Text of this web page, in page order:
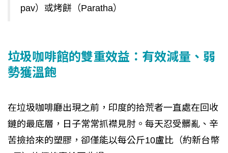
pav）或烤餅（Paratha）
垃圾咖啡館的雙重效益：有效減量、弱
勢獲溫飽
在垃圾咖啡廳出現之前，印度的拾荒者一直處在回收
鏈的最底層，日子常常抓襟見肘。每天忍受髒亂、辛
苦撿拾來的塑膠，卻僅能以每公斤10盧比（約新台幣